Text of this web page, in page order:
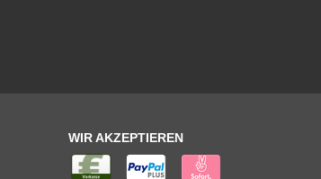
WIR AKZEPTIEREN